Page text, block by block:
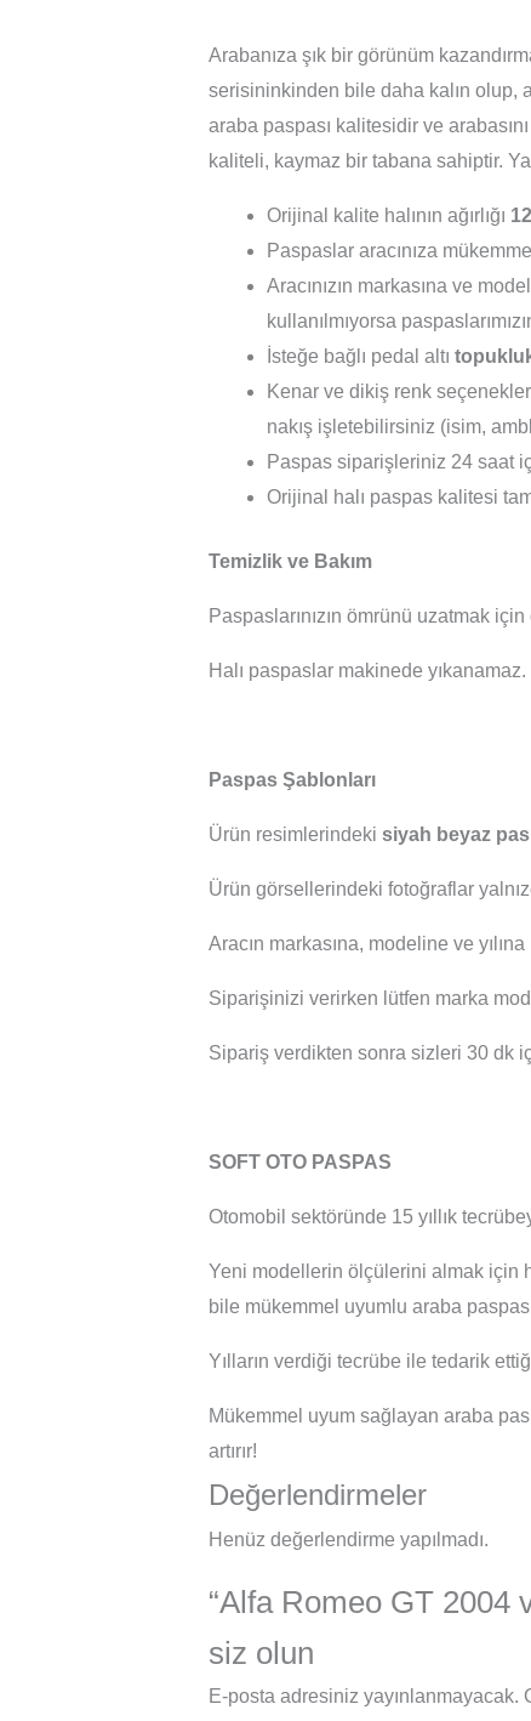
Arabanıza şık bir görünüm
serisininkinden bile daha kalın olup,
araba paspası kalitesidir ve
kaliteli, kaymaz bir tabana sahiptir.
Orijinal kalite halının ağırlığı
Paspaslar aracınıza
Aracınızın markasına ve
kullanılmıyorsa
İsteğe bağlı pedal altı
Kenar ve dikiş renk
nakış işletebilirsiniz (isim,
Paspas siparişleriniz 24 saat
Orijinal halı paspas kalitesi
Temizlik ve Bakım
Paspaslarınızın ömrünü uzatmak
Halı paspaslar makinede
Paspas Şablonları
Ürün resimlerindeki siyah beyaz
Ürün görsellerindeki fotoğraflar
Aracın markasına, modeline ve
Siparişinizi verirken lütfen marka
Sipariş verdikten sonra sizleri 30 dk
SOFT OTO PASPAS
Otomobil sektöründe 15 yıllık
Yeni modellerin ölçülerini almak için
bile mükemmel uyumlu araba
Yılların verdiği tecrübe ile tedarik
Mükemmel uyum sağlayan araba
artırır!
Değerlendirmeler
Henüz değerlendirme yapılmadı.
“Alfa Romeo GT 2004
siz olun
E-posta adresiniz yayınlanmayacak.